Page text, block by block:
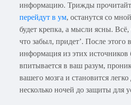
информацию. Трижды
перейдут в ум, останутся со
будет крепка, а мысли ясны.
что забыл, придет’. После этого
информация из этих источников
впитывается в ваш разум,
вашего мозга и становится
несколько ночей до защиты для